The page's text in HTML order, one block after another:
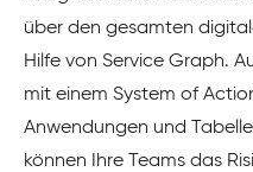
über den gesamten
Hilfe von Service Graph.
mit einem System of
Anwendungen und
können Ihre Teams das